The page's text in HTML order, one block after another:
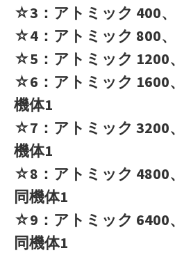
☆3：アトミック 400
☆4：アトミック 800
☆5：アトミック 1200
☆6：アトミック 1600
機体1
☆7：アトミック 3200
機体1
☆8：アトミック 4800
同機体1
☆9：アトミック 6400
同機体1